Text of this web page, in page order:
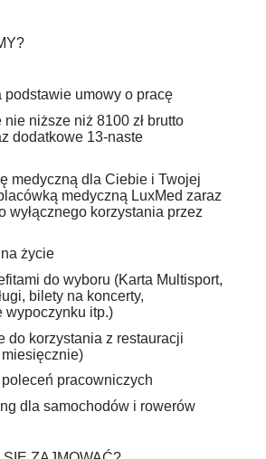
podstawie umowy o pracę
niższe niż 8100 zł brutto
dodatkowe 13-naste
medyczną dla Ciebie i Twojej
medyczną LuxMed zaraz
wyłącznego korzystania przez
życie
do wyboru (Karta Multisport,
bilety na koncerty,
wypoczynku itp.)
do korzystania z restauracji
miesięcznie)
poleceń pracowniczych
dla samochodów i rowerów